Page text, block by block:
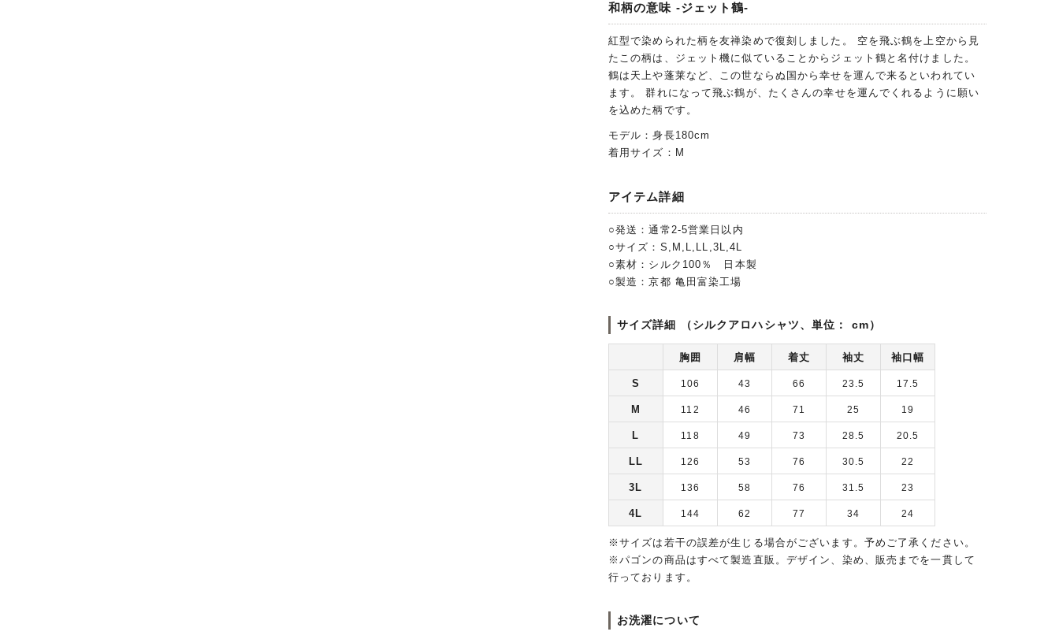
和柄の意味 -ジェット鶴-
紅型で染められた柄を友禅染めで復刻しました。 空を飛ぶ鶴を上空から見
たこの柄は、ジェット機に似ていることからジェット鶴と名付けました。
鶴は天上や蓬莱など、この世ならぬ国から幸せを運んで来るといわれてい
ます。 群れになって飛ぶ鶴が、たくさんの幸せを運んでくれるように願い
を込めた柄です。
モデル：身長180cm
着用サイズ：M
アイテム詳細
○発送：通常2-5営業日以内
○サイズ：S,M,L,LL,3L,4L
○素材：シルク100％ 日本製
○製造：京都 亀田富染工場
サイズ詳細 （シルクアロハシャツ、単位： cm）
胸囲 肩幅 着丈 袖丈 袖口幅
S 106 43 66 23.5 17.5
M 112 46 71 25 19
L 118 49 73 28.5 20.5
LL 126 53 76 30.5 22
3L 136 58 76 31.5 23
4L 144 62 77 34 24
※サイズは若干の誤差が生じる場合がございます。予めご了承ください。
※パゴンの商品はすべて製造直販。デザイン、染め、販売までを一貫して
行っております。
お洗濯について